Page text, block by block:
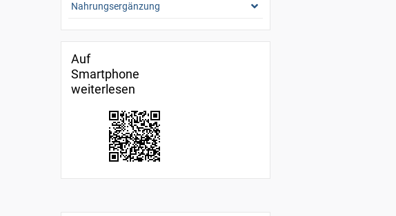
Nahrungsergänzung
Auf
Smartphone
weiterlesen